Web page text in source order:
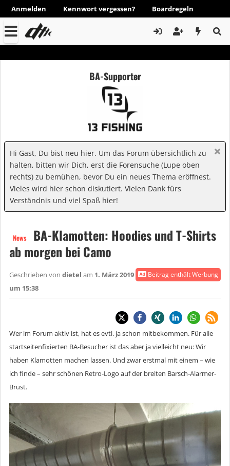
Anmelden Kennwort vergessen? Boardregeln
BA-Supporter
Hi Gast, Du bist neu hier. Um das Forum übersichtlich zu
halten, bitten wir Dich, erst die Forensuche (Lupe oben
rechts) zu bemühen, bevor Du ein neues Thema eröffnest.
Vieles wird hier schon diskutiert. Vielen Dank fürs
Verständnis und viel Spaß hier!
News
BA-Klamotten: Hoodies und T-Shirts
ab morgen bei Camo
Beitrag enthält Werbung
Geschrieben von dietel am 1. März 2019
um 15:38
Wer im Forum aktiv ist, hat es evtl. ja schon mitbekommen. Für alle
startseitenfixierten BA-Besucher ist das aber ja vielleicht neu: Wir
haben Klamotten machen lassen. Und zwar erstmal mit einem – wie
ich finde – sehr schönen Retro-Logo auf der breiten Barsch-Alarmer-
Brust.